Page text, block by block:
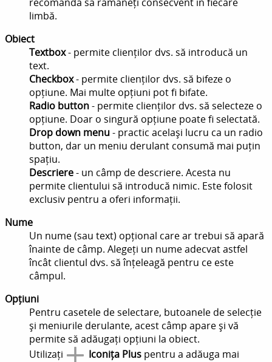
limbă.
Obiect
Textbox- permite clienților dvs. să introducă un
text.
Checkbox- permite clienților dvs. să bifeze o
opțiune. Mai multe opțiuni pot fi bifate.
Radio button- permite clienților dvs. să selecteze o
opțiune. Doar o singură opțiune poate fi selectată.
Drop down menu- practic același lucru ca un radio
button, dar un meniu derulant consumă mai puțin
spațiu.
Descriere- un câmp de descriere. Acesta nu
permite clientului să introducă nimic. Este folosit
exclusiv pentru a oferi informații.
Nume
Un nume (sau text) opțional care ar trebui să apară
înainte de câmp. Alegeți un nume adecvat astfel
încât clientul dvs. să înțeleagă pentru ce este
câmpul.
Opțiuni
Pentru casetele de selectare, butoanele de selecție
și meniurile derulante, acest câmp apare și vă
permite să adăugați opțiuni la obiect.
Utilizați
Iconița Plus pentru a adăuga mai